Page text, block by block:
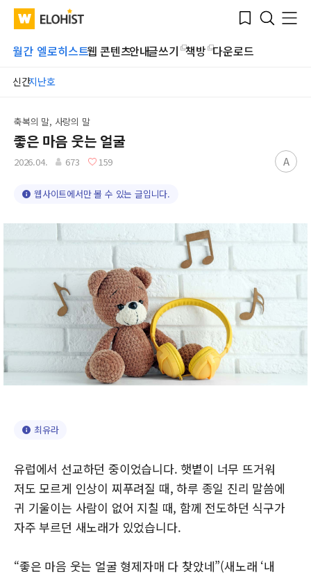
WATV Elohist-
Home
Bookmark
Search
Menu
월간 엘로히스트웹 콘텐츠안내글쓰기 책방 다운로드
신간지난호
Submit
축복의 말, 사랑의 말
좋은 마음 웃는 얼굴
2026.04. 673 159 A
웹사이트에서만 볼 수 있는 글입니다.
최유라
유럽에서 선교하던 중이었습니다. 햇볕이 너무 뜨거워
저도 모르게 인상이 찌푸려질 때, 하루 종일 진리 말씀에
귀 기울이는 사람이 없어 지칠 때, 함께 전도하던 식구가
자주 부르던 새노래가 있었습니다.
“좋은 마음 웃는 얼굴 형제자매 다 찾았네”(새노래 ‘내